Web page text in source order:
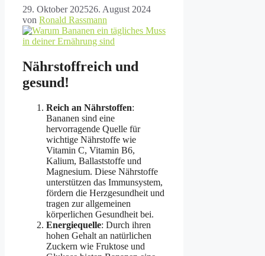
29. Oktober 202526. August 2024
von Ronald Rassmann
Nährstoffreich und
gesund!
Reich an Nährstoffen:
Bananen sind eine
hervorragende Quelle für
wichtige Nährstoffe wie
Vitamin C, Vitamin B6,
Kalium, Ballaststoffe und
Magnesium. Diese Nährstoffe
unterstützen das Immunsystem,
fördern die Herzgesundheit und
tragen zur allgemeinen
körperlichen Gesundheit bei.
Energiequelle: Durch ihren
hohen Gehalt an natürlichen
Zuckern wie Fruktose und